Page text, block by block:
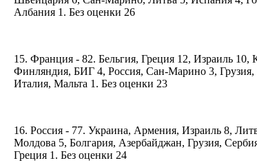
Албания 1. Без оценки 26
15. Франция - 82. Бельгия, Греция 12, Израиль
Финляндия, БИГ 4, Россия, Сан-Марино 3,
Италия, Мальта 1. Без оценки 23
16. Россия - 77. Украина, Армения, Израиль 8,
Молдова 5, Болгария, Азербайджан, Грузия,
Греция 1. Без оценки 24